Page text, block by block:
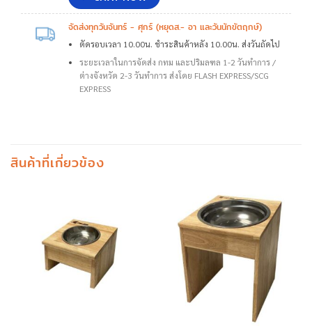
จัดส่งทุกวันจันทร์ - ศุกร์ (หยุดส.- อา และวันนักขัตฤกษ์)
ตัดรอบเวลา 10.00น. ชำระสินค้าหลัง 10.00น. ส่งวันถัดไป
ระยะเวลาในการจัดส่ง กทม และปริมลฑล 1-2 วันทำการ /
ต่างจังหวัด 2-3 วันทำการ ส่งโดย FLASH EXPRESS/SCG
EXPRESS
สินค้าที่เกี่ยวข้อง